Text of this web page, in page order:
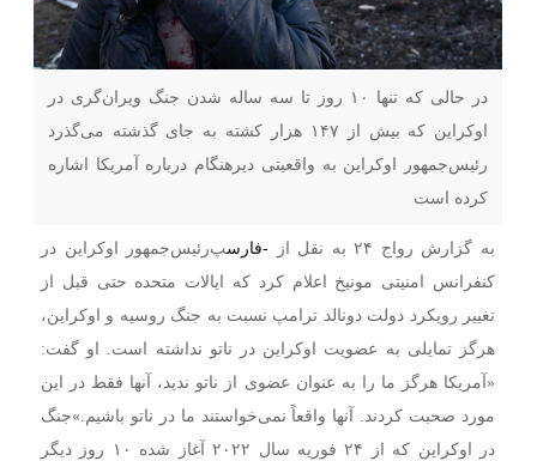
در حالی که تنها ۱۰ روز تا سه ساله شدن جنگ ویران‌گری در
اوکراین که بیش از ۱۴۷ هزار کشته به جای گذشته می‌گذرد
رئیس‌جمهور اوکراین به واقعیتی دیرهنگام درباره آمریکا اشاره
کرده است
به گزارش رواج ۲۴ به نقل از -فارسپرئیس‌جمهور اوکراین در
کنفرانس امنیتی مونیخ اعلام کرد که ایالات متحده حتی قبل از
تغییر رویکرد دولت دونالد ترامپ نسبت به جنگ روسیه و اوکراین،
هرگز تمایلی به عضویت اوکراین در ناتو نداشته است. او گفت:
«آمریکا هرگز ما را به عنوان عضوی از ناتو ندید، آنها فقط در این
مورد صحبت کردند. آنها واقعاً نمی‌خواستند ما در ناتو باشیم.»جنگ
در اوکراین که از ۲۴ فوریه سال ۲۰۲۲ آغاز شده ۱۰ روز دیگر